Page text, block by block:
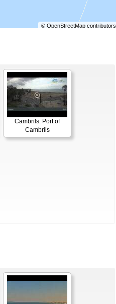
© OpenStreetMapcontributors.
Cambrils: Port of
Cambrils